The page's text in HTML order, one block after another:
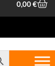
0,00€
/ Stihl